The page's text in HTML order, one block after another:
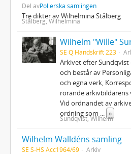
Del avPollerska samlingen
Tre dikter av Wilhelmina Stålberg
Stålberg, Wilhelmina
Wilhelm "Wille"
SE Q Handskrift 223
Arkivet efter
och består av
och egna verk,
rörande arkivbildarens
Vid ordnandet av
ordning som
»
Sundqvist, Wilhelm
Wilhelm Walldéns samling
SE S-HS Acc1964/69 Arkiv